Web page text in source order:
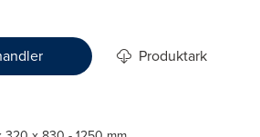
Produktark